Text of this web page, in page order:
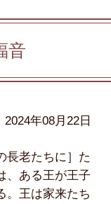
音
2024年08月22日
長老たちに］た
、ある王が王子
。王は家来たち